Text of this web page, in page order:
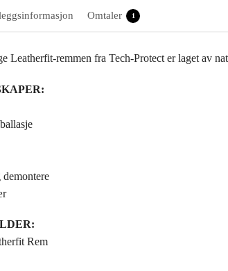
Omtaler 1
Leatherfit-remmen fra Tech-Protect er laget av
Rem